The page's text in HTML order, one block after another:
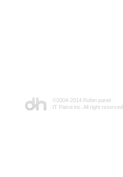
©2004-2014 Robin panel
IT Patrol inc. All right reserved.